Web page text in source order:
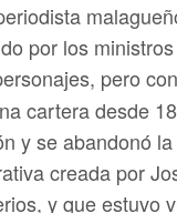
por los
pero
cartera desde
y se abandonó
creada por
y que estuvo